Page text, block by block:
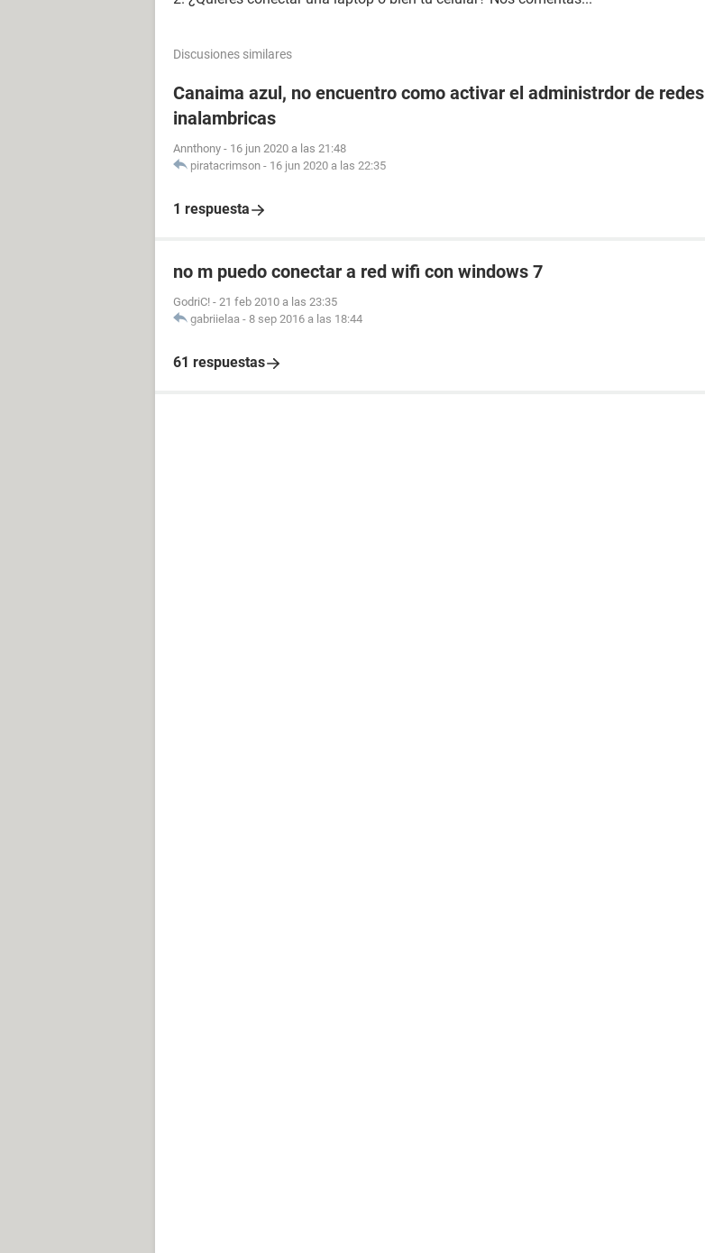
Discusiones similares
Canaima azul, no encuentro como activar el administrdor de redes
inalambricas
Annthony - 16 jun 2020 a las 21:48
piratacrimson - 16 jun 2020 a las 22:35
1 respuesta
no m puedo conectar a red wifi con windows 7
GodriC! - 21 feb 2010 a las 23:35
gabriielaa - 8 sep 2016 a las 18:44
61 respuestas